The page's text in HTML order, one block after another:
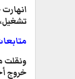
خروج